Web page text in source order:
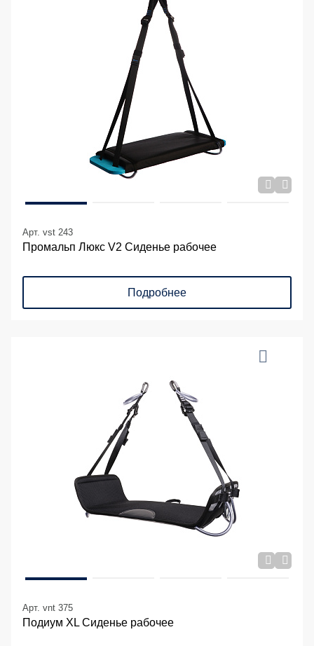
Арт. vst 243
Промальп Люкс V2 Сиденье рабочее
Подробнее
Арт. vnt 375
Подиум XL Сиденье рабочее